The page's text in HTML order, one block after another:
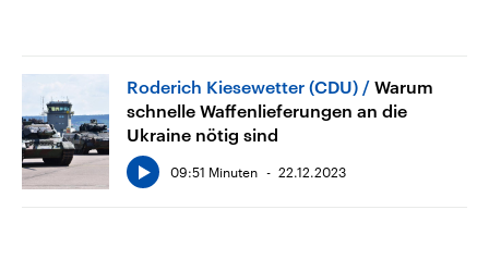
Roderich Kiesewetter (CDU)
Warum
schnelle Waffenlieferungen an die
Ukraine nötig sind
09:51 Minuten 22.12.2023